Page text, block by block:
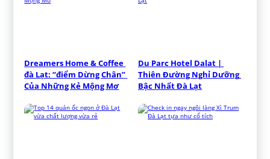
Dreamers Home & Coffee
đà Lạt: “điểm Dừng Chân”
Của Những Kẻ Mộng Mơ
Du Parc Hotel Dalat |
Thiên Đường Nghỉ Dưỡng
Bậc Nhất Đà Lạt